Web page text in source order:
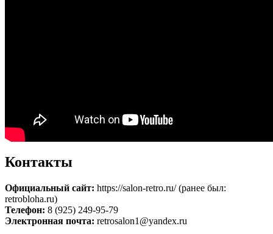
Контакты
Официальный сайт: https://salon-retro.ru/ (ранее был:
retrobloha.ru)
Телефон: 8 (925) 249-95-79
Электронная почта: retrosalon1@yandex.ru